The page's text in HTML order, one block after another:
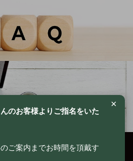
のお客様よりご指名をいた
ご案内までお時間を頂戴す
×